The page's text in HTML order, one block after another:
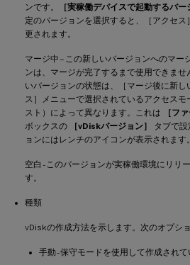
ンです。
［実稼働デバイスで起動するバー
定のバージョンを選択すると、［アクセス
更されます。
マージ中 – この新しいバージョンへのマー
ンは、マージが完了するまで使用できま
いバージョンの状態は、［マージ後に新
ス］メニューで選択されているアクセス
スト）によって異なります。これは
［フ
ボックスの
［vDiskバージョン］
タブで
ョンにはレンチのアイコンが表示されます。
空白 - このバージョンが実稼働環境にリリ
す。
種類
vDiskの作成方法を示します。次のオプシ
手動 - 保守モードを使用して作成されて